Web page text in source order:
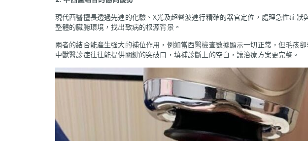
現代西醫擅長透過先進的化驗、X光及超聲波進行精確的器官定位，處理急性症狀
整體的臟腑環境，找出致病的根源背景。
兩者的結合能產生強大的補位作用，例如當西醫檢查數據顯示一切正常，但毛孩
中獸醫診症往往能提供關鍵的突破口，填補診斷上的空白，讓治療方案更完整。